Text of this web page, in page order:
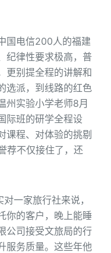
国电信200人的福建
纪律性要求极高，普
更别提全程的讲解和
选派，到线路的红色
州实验小学老师8月
际班的研学全程设
课程、对体验的挑剔
荐不仅接住了，还
一家旅行社来说，
你的客户，晚上能睡
公司接受文旅局的行
服务质量。这些年他